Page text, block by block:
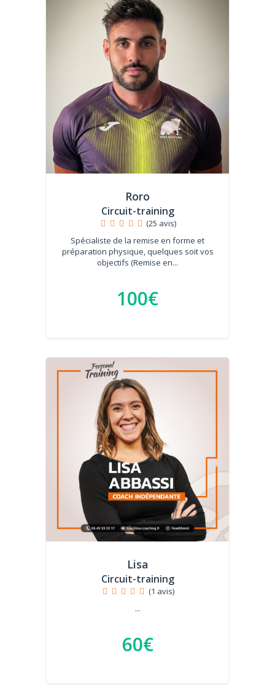
Roro
Circuit-training
(25 avis)
Spécialiste de la remise en forme et
préparation physique, quelques soit vos
objectifs (Remise en...
100€
Lisa
Circuit-training
(1 avis)
...
60€